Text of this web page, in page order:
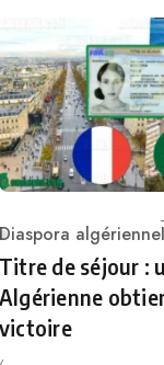
Category
Diaspora algérienne
Titre de séjour :
Algérienne
victoire